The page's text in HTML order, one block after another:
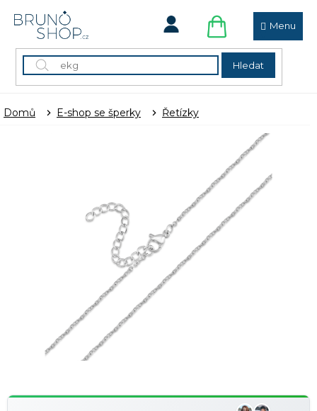
Hledat
NÁKUPNÍ
KOŠÍK
Domů E-shop se šperky Řetízky